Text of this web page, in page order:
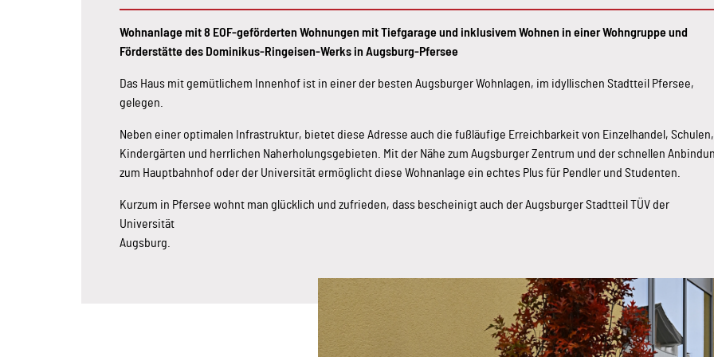
Wohnanlage mit 8 EOF-geförderten Wohnungen mit Tiefgarage und inklusivem Wohnen in einer Wohngruppe und
Förderstätte des Dominikus-Ringeisen-Werks in Augsburg-Pfersee
Das Haus mit gemütlichem Innenhof ist in einer der besten Augsburger Wohnlagen, im idyllischen Stadtteil Pfersee,
gelegen.
Neben einer optimalen Infrastruktur, bietet diese Adresse auch die fußläufige Erreichbarkeit von Einzelhandel, Schulen,
Kindergärten und herrlichen Naherholungsgebieten. Mit der Nähe zum Augsburger Zentrum und der schnellen
zum Hauptbahnhof oder der Universität ermöglicht diese Wohnanlage ein echtes Plus für Pendler und Studenten.
Kurzum in Pfersee wohnt man glücklich und zufrieden, dass bescheinigt auch der Augsburger Stadtteil TÜV der
Universität
Augsburg.